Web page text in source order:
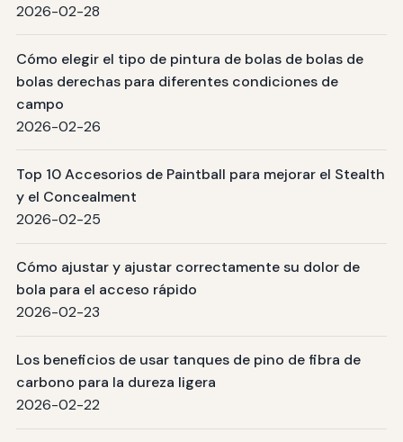
2026-02-28
Cómo elegir el tipo de pintura de bolas de bolas de
bolas derechas para diferentes condiciones de
campo
2026-02-26
Top 10 Accesorios de Paintball para mejorar el Stealth
y el Concealment
2026-02-25
Cómo ajustar y ajustar correctamente su dolor de
bola para el acceso rápido
2026-02-23
Los beneficios de usar tanques de pino de fibra de
carbono para la dureza ligera
2026-02-22